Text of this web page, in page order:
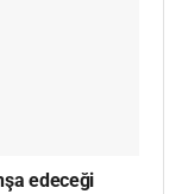
edeceği